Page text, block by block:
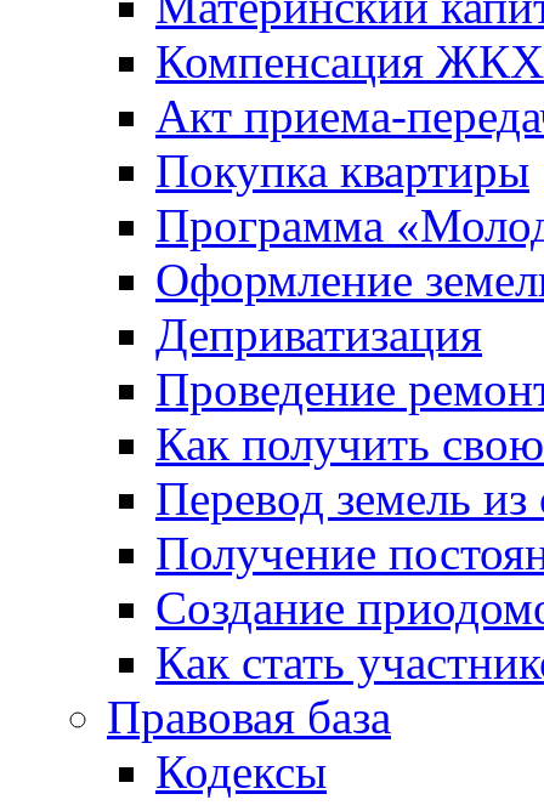
Компенсация ЖКХ
Акт приема-
Покупка квартиры
Программа
Оформление
Деприватизация
Проведение
Как получить
Перевод земель
Получение
Создание
Как стать
Правовая база
Кодексы